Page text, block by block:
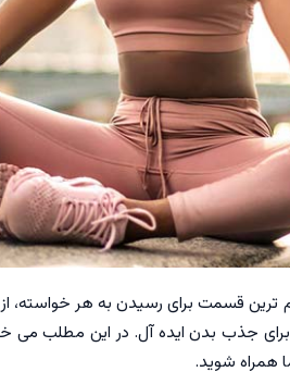
ترین قسمت برای رسیدن به هر خواسته،
جذب بدن ایده آل. در این مطلب می
همراه شوید.